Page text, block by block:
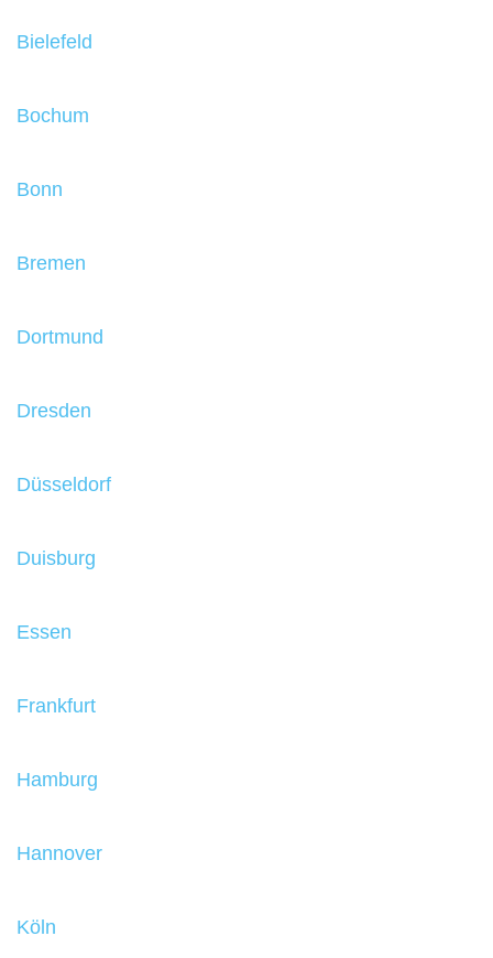
Bielefeld
Bochum
Bonn
Bremen
Dortmund
Dresden
Düsseldorf
Duisburg
Essen
Frankfurt
Hamburg
Hannover
Köln